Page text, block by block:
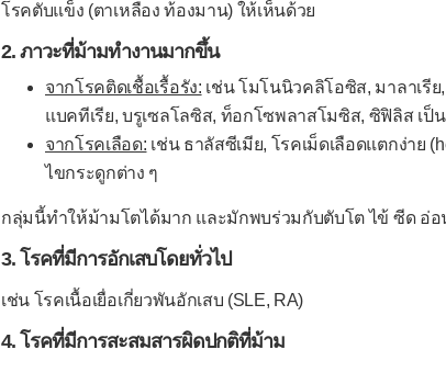
โรคตับแข็ง (ตาเหลือง ท้องมาน) ให้เห็นด้วย
2. ภาวะที่ม้ามทำงานมากขึ้น
จากโรคติดเชื้อเรื้อรัง: เช่น โมโนนิวคลิโอซิส, มาลาเรี
แบคทีเรีย, บรูเซลโลซิส, ท็อกโซพลาสโมซิส, ซิฟิลิส เป็
จากโรคเลือด: เช่น ธาลัสซีเมีย, โรคเม็ดเลือดแตกง่าย
ไขกระดูกต่าง ๆ
กลุ่มนี้ทำให้ม้ามโตได้มาก และมักพบร่วมกับตับโต ไข้ ซีด อ่
3. โรคที่มีการอักเสบโดยทั่วไป
เช่น โรคเนื้อเยื่อเกี่ยวพันอักเสบ (SLE, RA)
4. โรคที่มีการสะสมสารผิดปกติที่ม้าม